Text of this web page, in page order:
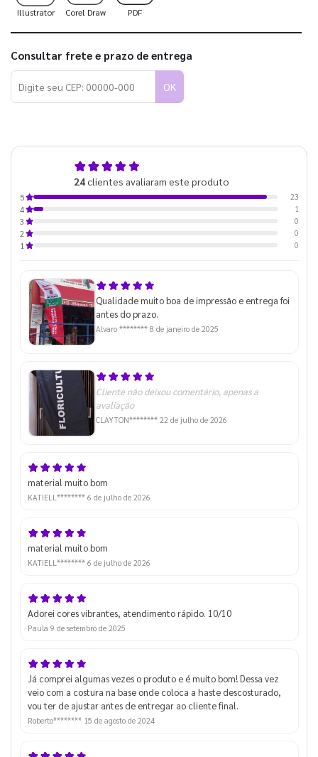
Illustrator Corel Draw PDF
Consultar frete e prazo de entrega
OK
24clientes avaliaram este produto
5
23
4
1
3
0
2
0
1
0
Qualidade muito boa de impressão e entrega foi
antes do prazo.
Alvaro ******** 8 de janeiro de 2025
Cliente não deixou comentário, apenas a
avaliação
CLAYTON******** 22 de julho de 2026
material muito bom
KATIELL******** 6 de julho de 2026
material muito bom
KATIELL******** 6 de julho de 2026
Adorei cores vibrantes, atendimento rápido. 10/10
Paula 9 de setembro de 2025
Já comprei algumas vezes o produto e é muito bom! Dessa vez
veio com a costura na base onde coloca a haste descosturado,
vou ter de ajustar antes de entregar ao cliente final.
Roberto******** 15 de agosto de 2024